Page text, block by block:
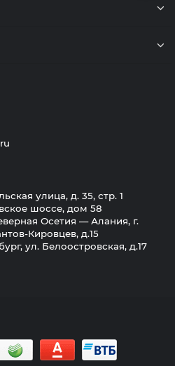
улица, д. 35, стр. 1
шоссе, дом 58
Осетия — Алания, г.
Кировцев, д.15
ул. Белоостровская, д.17